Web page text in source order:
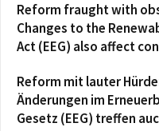
Reform fraught with
Changes to the
Act (EEG) also affect
Reform mit lauter
Änderungen im
Gesetz (EEG) treffen